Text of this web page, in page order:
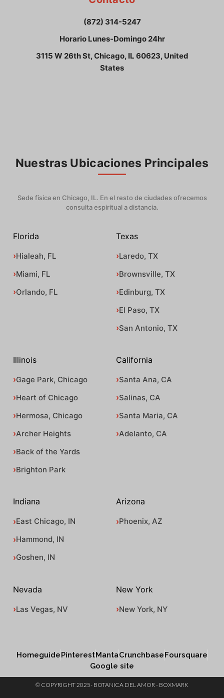
(872) 314-5247
Horario Lunes-Domingo 24hr
3115 W 26th St, Chicago, IL 60623, United
States
Nuestras Ubicaciones Principales
Sede física en Chicago, IL. En el resto de ciudades ofrecemos
consulta espiritual a distancia.
Florida
Hialeah, FL
Miami, FL
Orlando, FL
Texas
Laredo, TX
Brownsville, TX
Edinburg, TX
El Paso, TX
San Antonio, TX
Illinois
Gage Park, Chicago
Heart of Chicago
Hermosa, Chicago
Archer Heights
Back of the Yards
Brighton Park
California
Santa Ana, CA
Salinas, CA
Santa Maria, CA
Adelanto, CA
Indiana
East Chicago, IN
Hammond, IN
Goshen, IN
Arizona
Phoenix, AZ
Nevada
Las Vegas, NV
New York
New York, NY
HomeguidePinterestMantaCrunchbaseFoursquare
Google site
© COPYRIGHT 2025- BOTANICA DEL AMOR - BOXMARK